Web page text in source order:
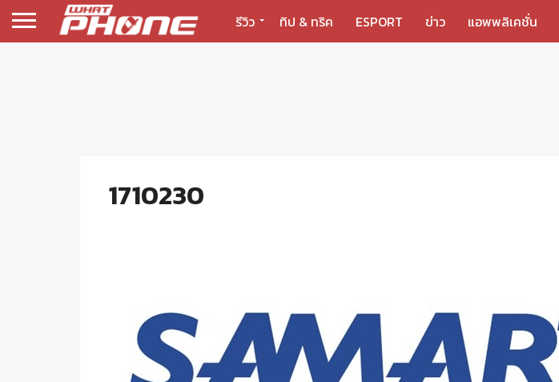
รีวิว ทิป & ทริค ESPORT ข่าว แอพพลิเคชั่น
1710230